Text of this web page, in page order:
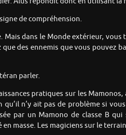
de compréhension.
Mais dans le Monde extérieur,
des ennemis que vous pouvez
parler.
pratiques sur les
qu’il n’y ait pas de problème si
par un Mamono de classe B
masse. Les magiciens sur le